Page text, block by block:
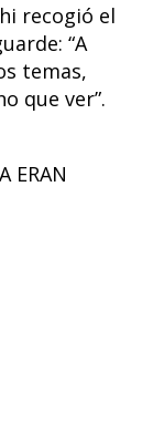
recogió el
“A
temas,
que ver”.
ERAN